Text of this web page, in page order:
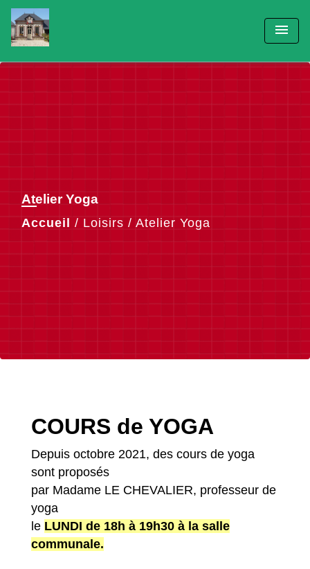
menu
Atelier Yoga
Accueil / Loisirs / Atelier Yoga
COURS de YOGA
Depuis octobre 2021, des cours de yoga
sont proposés
par Madame LE CHEVALIER, professeur de
yoga
le LUNDI de 18h à 19h30 à la salle
communale.